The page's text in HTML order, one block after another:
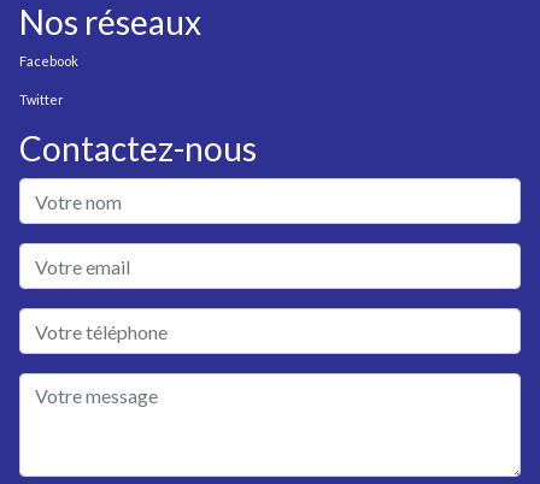
Nos réseaux
Facebook
Twitter
Contactez-nous